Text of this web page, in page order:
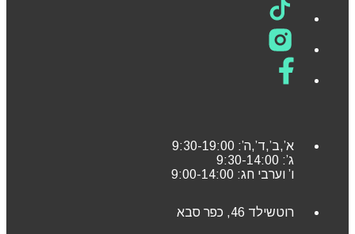
א’,ב’,ד’,ה’: 9:30-19:00
ג’: 9:30-14:00
ו’ וערבי חג: 9:00-14:00
רוטשילד 46, כפר סבא